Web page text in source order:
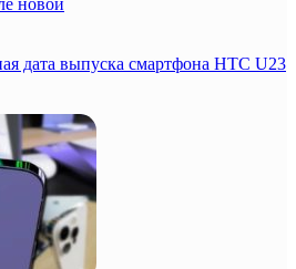
дата выпуска смартфона HTC U23